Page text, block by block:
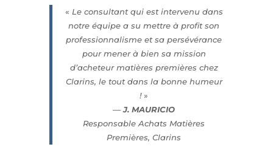
« Le consultant qui est intervenu dans
notre équipe a su mettre à profit son
professionnalisme et sa persévérance
pour mener à bien sa mission
d’acheteur matières premières chez
Clarins, le tout dans la bonne humeur
!»
—J. MAURICIO
Responsable Achats Matières
Premières, Clarins